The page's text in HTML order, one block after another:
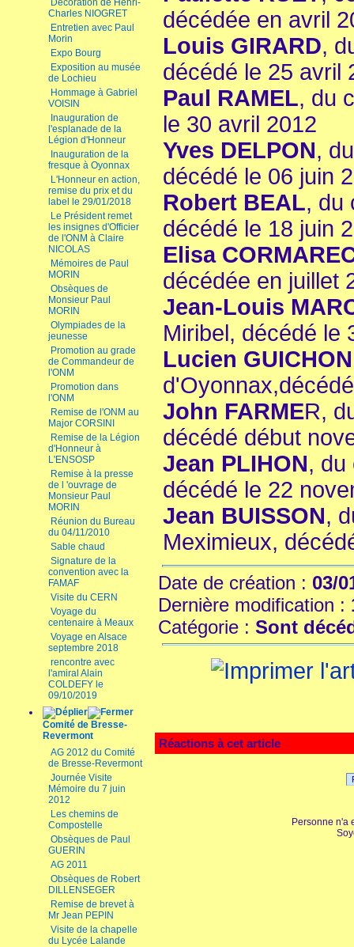
Décoration de Henri-
Charles NIOGRET
Entretien avec Paul
Morin
Expo Bourg
Exposition au musée
de Lochieu
Hommage à Gabriel
VOISIN
Inauguration de
l'esplanade de la
Légion d'Honneur
Inauguration de la
fresque à Oyonnax
L'Honneur en action,
remise du prix et du
label le 29/01/2018
Le Président remet
les insignes d'Officier
de l'ONM à Claire
NICOLAS
Mémoires de Paul
MORIN
Obsèques de
Monsieur Paul
MORIN
Olympiades de la
jeunesse
Promotion au grade
de Commandeur de
l'ONM
Promotion dans
l'ONM
Remise de l'ONM au
Major CORSINI
Remise de la Légion
d'Honneur à
L'ENSOSP
Remise à la presse
de l 'ouvrage de
Monsieur Paul
MORIN
Réunion du Bureau
du 04/11/2010
Sable chaud
Signature de la
convention avec la
FAMAF
Visite du CERN
Voyage du
centenaire à Meaux
Voyage en Alsace
septembre 2018
rencontre avec
l'amiral Alain
COLDEFY le
09/10/2019
Comité de Bresse-
Revermont
AG 2012 du Comité
de Bresse-Revermont
Journée Visite
Mémoire du 7 juin
2012
Les chemins de
Compostelle
Obsèques de Paul
GUERIN
AG 2011
Obsèques de Robert
DILLENSEGER
Remise de brevet à
Mr Jean PEPIN
Visite de la chapelle
du Lycée Lalande
décédée en avril
Louis GIRARD,
décédé le 25 avril
Paul RAMEL, du
le 30 avril 2012
Yves DELPON,
décédé le 06 juin
Robert BEAL, du
décédé le 18 juin
Elisa
décédée en juillet
Jean-Louis
Miribel, décédé le
Lucien GUICHON
John FARMER,
décédé début
Jean PLIHON, du
décédé le 22
Jean BUISSON,
Meximieux,
Date de création : 03/
Dernière modification :
Catégorie : Sont
Réactions à cet article
Personne n'a